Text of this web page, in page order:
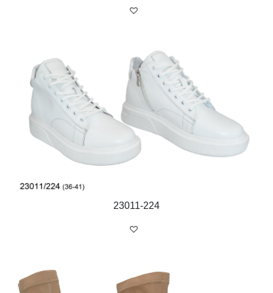
23011-224